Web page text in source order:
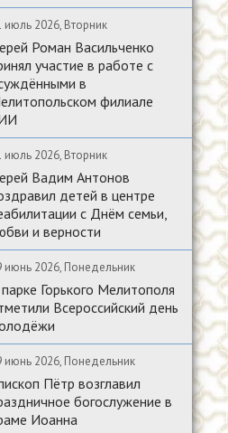
июль 2026, Вторник
Роман Васильченко
участие в работе с
в
филиале
июль 2026, Вторник
Вадим Антонов
детей в центре
с Днём семьи,
и верности
июнь 2026, Понедельник
Горького Мелитополя
Всероссийский день
июнь 2026, Понедельник
Пётр возглавил
богослужение в
Иоанна